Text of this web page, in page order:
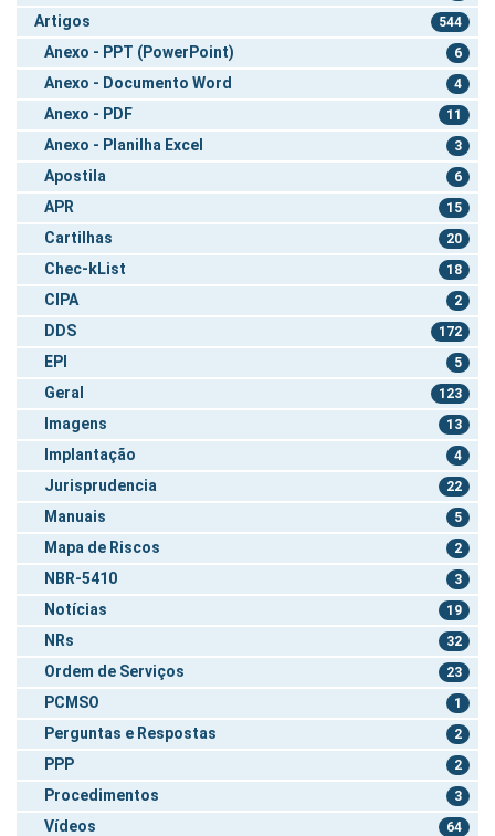
Artigos 544
Anexo - PPT (PowerPoint) 6
Anexo - Documento Word 4
Anexo - PDF 11
Anexo - Planilha Excel 3
Apostila 6
APR 15
Cartilhas 20
Chec-kList 18
CIPA 2
DDS 172
EPI 5
Geral 123
Imagens 13
Implantação 4
Jurisprudencia 22
Manuais 5
Mapa de Riscos 2
NBR-5410 3
Notícias 19
NRs 32
Ordem de Serviços 23
PCMSO 1
Perguntas e Respostas 2
PPP 2
Procedimentos 3
Vídeos 64